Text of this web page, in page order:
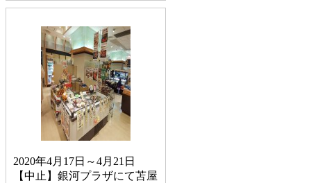
2020年4月17日～4月21日
【中止】銀河プラザにて苫屋